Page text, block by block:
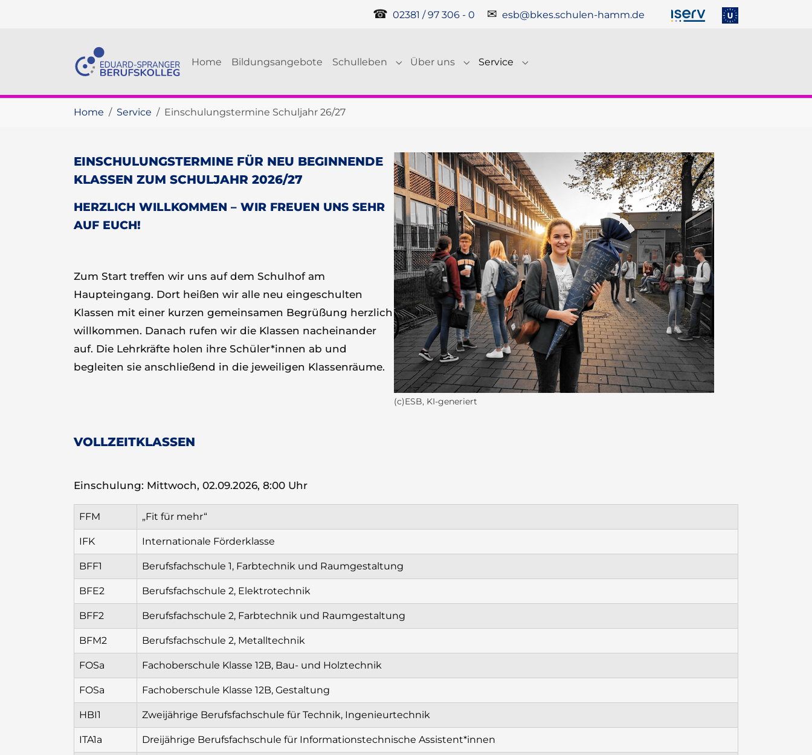
☎ 02381 / 97 306 - 0 ✉ esb@bkes.schulen-hamm.de
Home Bildungsangebote Schulleben
Submenu for "Schulleben"
Über uns
Submenu for "Über uns"
Service
Submenu for "Service"
You are here:
Home Service Einschulungstermine Schuljahr 26/27
(c)ESB, KI-generiert
EINSCHULUNGSTERMINE FÜR NEU BEGINNENDE
KLASSEN ZUM SCHULJAHR 2026/27
HERZLICH WILLKOMMEN – WIR FREUEN UNS SEHR
AUF EUCH!
Zum Start treffen wir uns auf dem Schulhof am
Haupteingang. Dort heißen wir alle neu eingeschulten
Klassen mit einer kurzen gemeinsamen Begrüßung herzlich
willkommen. Danach rufen wir die Klassen nacheinander
auf. Die Lehrkräfte holen ihre Schüler*innen ab und
begleiten sie anschließend in die jeweiligen Klassenräume.
VOLLZEITKLASSEN
Einschulung: Mittwoch, 02.09.2026, 8:00 Uhr
FFM „Fit für mehr“
IFK Internationale Förderklasse
BFF1 Berufsfachschule 1, Farbtechnik und Raumgestaltung
BFE2 Berufsfachschule 2, Elektrotechnik
BFF2 Berufsfachschule 2, Farbtechnik und Raumgestaltung
BFM2 Berufsfachschule 2, Metalltechnik
FOSa Fachoberschule Klasse 12B, Bau- und Holztechnik
FOSa Fachoberschule Klasse 12B, Gestaltung
HBI1 Zweijährige Berufsfachschule für Technik, Ingenieurtechnik
ITA1a Dreijährige Berufsfachschule für Informationstechnische Assistent*innen